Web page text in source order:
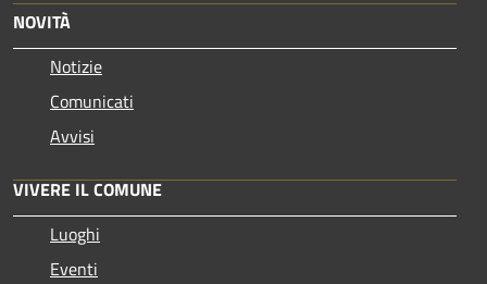
NOVITÀ
Notizie
Comunicati
Avvisi
VIVERE IL COMUNE
Luoghi
Eventi